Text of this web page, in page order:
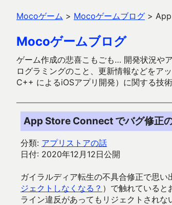
Mocoゲーム > Mocoゲームブログ >
Mocoゲームブログ
ゲーム作成の悲喜こもごも… 開発状況や
ログラミングのこと、更新情報などを
C++ によるiOSアプリ開発）に関する技
App Store Connect でバグ修正
分類: アプリストアの話
日付: 2020年12月12日公開
ガイラルディア転生の不具合修正で思
ジェクトしなくなる？ ）で触れている
ライン違反があってもリジェクトされな